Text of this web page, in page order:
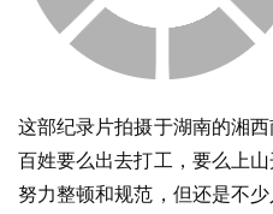
这部纪录片拍摄于湖南的湘
百姓要么出去打工，要么上
努力整顿和规范，但还是不